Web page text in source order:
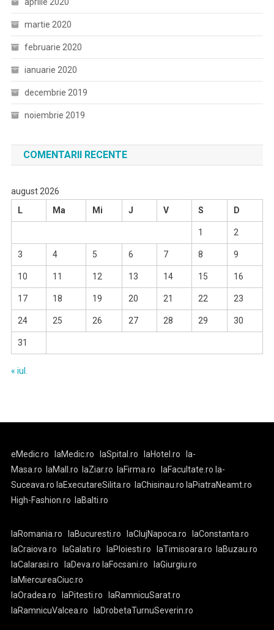
martie 2020
februarie 2020
ianuarie 2020
decembrie 2019
noiembrie 2019
COMENTARII RECENTE
august 2026
L
Ma Mi J V S D
1 2
3 4 5 6 7 8 9
10 11 12 13 14 15 16
17 18 19 20 21 22 23
24 25 26 27 28 29 30
31
« iul.
eMedic.ro laMedic.ro laSpital.ro laHotel.ro
la-
Masa.ro
laMall.ro laZiar.ro laFirma.ro laFacultate.ro la-
Suceava.ro laExecutareSilita.ro laChisinau.ro laPiatraNeamt.ro
High-Fashion.ro
laBalti.ro
laRomania.ro laBucuresti.ro laClujNapoca.ro
laConstanta.ro
laCraiova.ro
laGalati.ro laPloiesti.ro laTimisoara.ro
laBuzau.ro
laCalarasi.ro
laDeva.ro laFocsani.ro
laGiurgiu.ro
laMiercureaCiuc.ro
laOradea.ro
laPitesti.ro
laRamnicuSarat.ro
laRamnicuValcea.ro
laDrobetaTurnuSeverin.ro